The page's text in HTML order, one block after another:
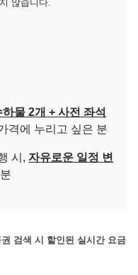
않습니다.
하물 2개 + 사전 좌석
격에 누리고 싶은 분
시,자유로운 일정 변
검색 시 할인된 실시간 요금